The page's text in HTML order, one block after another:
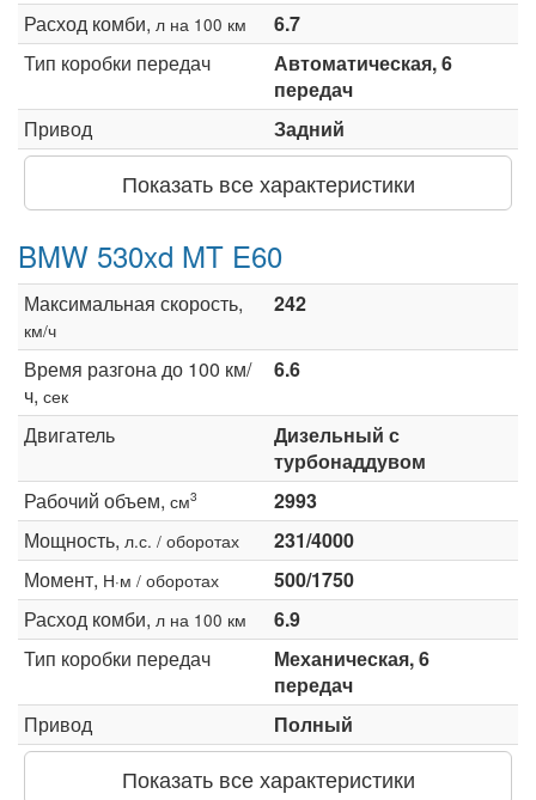
Расход комби, л на 100 км
6.7
Тип коробки передач
Автоматическая, 6
передач
Привод
Задний
Показать все характеристики
BMW 530xd MT E60
Максимальная скорость,
км/ч
242
Время разгона до 100 км/
ч, сек
6.6
Двигатель
Дизельный с
турбонаддувом
Рабочий объем, см3
2993
Мощность, л.с. / оборотах
231/4000
Момент, Н·м / оборотах
500/1750
Расход комби, л на 100 км
6.9
Тип коробки передач
Механическая, 6
передач
Привод
Полный
Показать все характеристики